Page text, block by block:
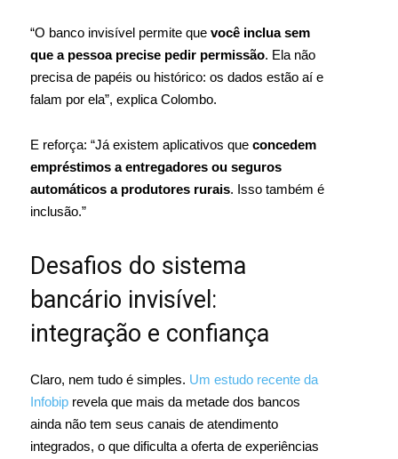
“O banco invisível permite que você inclua sem
que a pessoa precise pedir permissão. Ela não
precisa de papéis ou histórico: os dados estão aí e
falam por ela”, explica Colombo.
E reforça: “Já existem aplicativos que concedem
empréstimos a entregadores ou seguros
automáticos a produtores rurais. Isso também é
inclusão.”
Desafios do sistema
bancário invisível:
integração e confiança
Claro, nem tudo é simples. Um estudo recente da
Infobip revela que mais da metade dos bancos
ainda não tem seus canais de atendimento
integrados, o que dificulta a oferta de experiências